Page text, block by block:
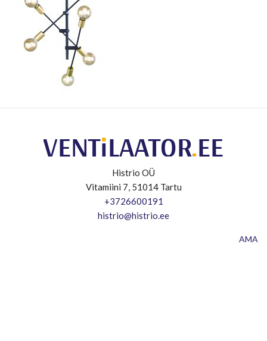
Histrio OÜ
Vitamiini 7, 51014 Tartu
+3726600191
histrio@histrio.ee
AMA